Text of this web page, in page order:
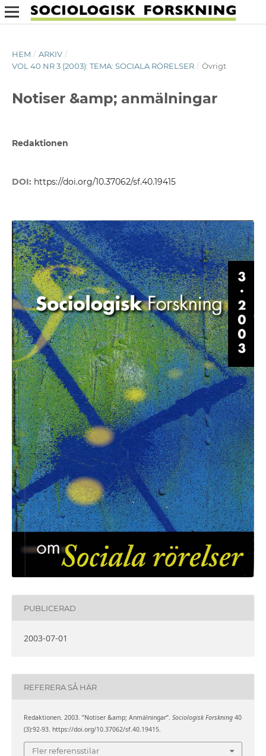
HEM / ARKIV /
VOL 40 NR 3 (2003): TEMA: SOCIALA RÖRELSER / Övrigt
Notiser &amp; anmälningar
Redaktionen
DOI: https://doi.org/10.37062/sf.40.19415
PUBLICERAD
2003-07-01
REFERERA SÅ HÄR
Redaktionen. 2003. ”Notiser &amp; Anmälningar”. Sociologisk Forskning40
(3):92-93. https://doi.org/10.37062/sf.40.19415.
Fler referensstilar